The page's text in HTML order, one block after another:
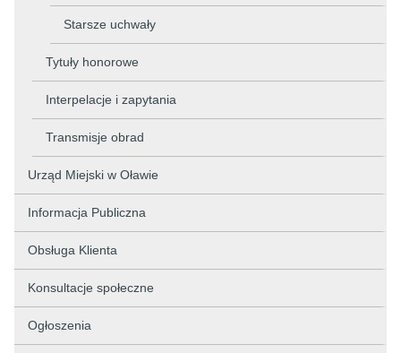
Starsze uchwały
Tytuły honorowe
Interpelacje i zapytania
Transmisje obrad
Urząd Miejski w Oławie
Informacja Publiczna
Obsługa Klienta
Konsultacje społeczne
Ogłoszenia